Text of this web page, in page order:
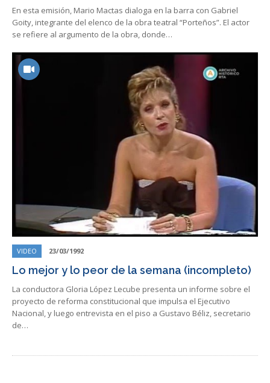
En esta emisión, Mario Mactas dialoga en la barra con Gabriel
Goity, integrante del elenco de la obra teatral “Porteños”. El actor
se refiere al argumento de la obra, donde…
VIDEO 23/03/1992
Lo mejor y lo peor de la semana (incompleto)
La conductora Gloria López Lecube presenta un informe sobre el
proyecto de reforma constitucional que impulsa el Ejecutivo
Nacional, y luego entrevista en el piso a Gustavo Béliz, secretario
de…